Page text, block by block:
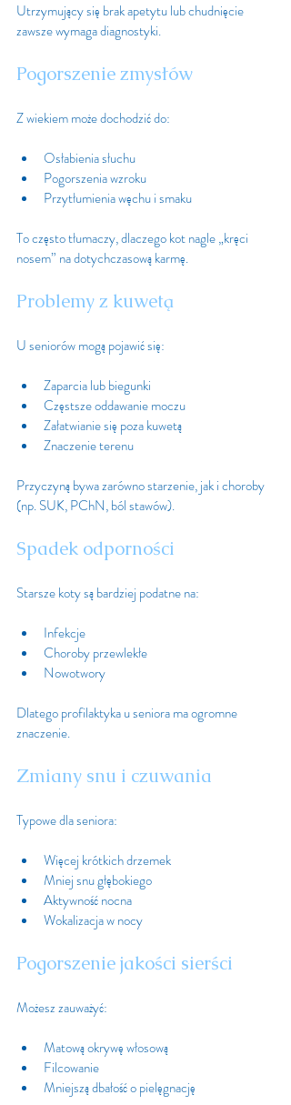
Utrzymujący się brak apetytu lub chudnięcie
zawsze wymaga diagnostyki.
Pogorszenie zmysłów
Z wiekiem może dochodzić do:
Osłabienia słuchu
Pogorszenia wzroku
Przytłumienia węchu i smaku
To często tłumaczy, dlaczego kot nagle „kręci
nosem” na dotychczasową karmę.
Problemy z kuwetą
U seniorów mogą pojawić się:
Zaparcia lub biegunki
Częstsze oddawanie moczu
Załatwianie się poza kuwetą
Znaczenie terenu
Przyczyną bywa zarówno starzenie, jak i choroby
(np. SUK, PChN, ból stawów).
Spadek odporności
Starsze koty są bardziej podatne na:
Infekcje
Choroby przewlekłe
Nowotwory
Dlatego profilaktyka u seniora ma ogromne
znaczenie.
Zmiany snu i czuwania
Typowe dla seniora:
Więcej krótkich drzemek
Mniej snu głębokiego
Aktywność nocna
Wokalizacja w nocy
Pogorszenie jakości sierści
Możesz zauważyć:
Matową okrywę włosową
Filcowanie
Mniejszą dbałość o pielęgnację